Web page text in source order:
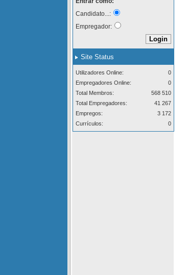
Candidato...:
Empregador:
Site Status
Utilizadores Online:
0
Empregadores Online:
0
Total Membros:
568 510
Total Empregadores:
41 267
Empregos:
3 172
Currículos:
0